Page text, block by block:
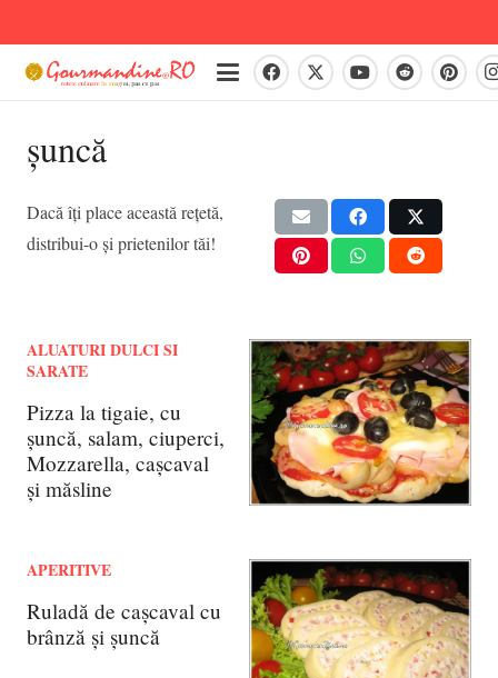
șuncă
Dacă îți place această rețetă,
distribui-o și prietenilor tăi!
ALUATURI DULCI SI
SARATE
Pizza la tigaie, cu
șuncă, salam, ciuperci,
Mozzarella, cașcaval
și măsline
APERITIVE
Ruladă de cașcaval cu
brânză și șuncă